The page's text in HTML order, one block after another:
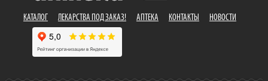
КАТАЛОГ ЛЕКАРСТВА ПОД ЗАКАЗ! АПТЕКА КОНТАКТЫ НОВОСТИ